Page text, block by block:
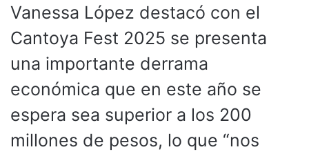
Vanessa López destacó con el
Cantoya Fest 2025 se presenta
una importante derrama
económica que en este año se
espera sea superior a los 200
millones de pesos, lo que “nos